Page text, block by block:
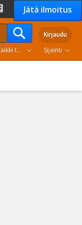
Jätä ilmoitus
Kirjaudu
tuoteryhmät Sijainti